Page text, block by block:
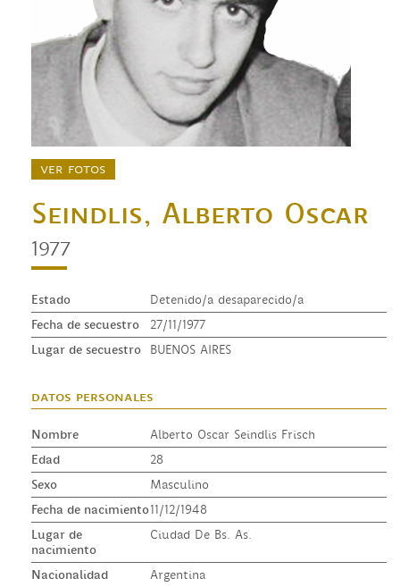
ver fotos
Seindlis, Alberto Oscar
1977
Estado
Detenido/a desaparecido/a
Fecha de secuestro
27/11/1977
Lugar de secuestro
BUENOS AIRES
datos personales
Nombre
Alberto Oscar Seindlis Frisch
Edad
28
Sexo
Masculino
Fecha de nacimiento11/12/1948
Lugar de
nacimiento
Ciudad De Bs. As.
Nacionalidad Argentina